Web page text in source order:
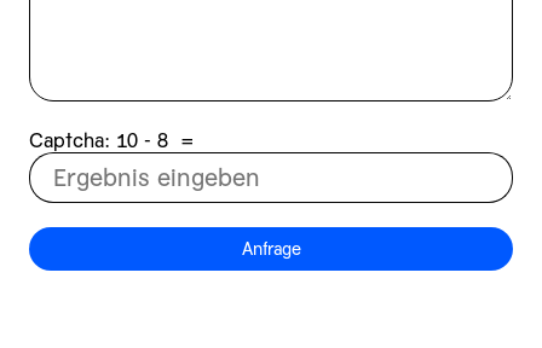
Captcha: 8 - 01 =
Anfrage